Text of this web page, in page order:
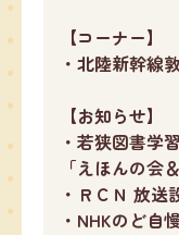
【コーナー】
・北陸新幹線
【お知らせ】
・若狭図書学
「えほんの会
・ＲＣＮ 放送
・NHKのど自